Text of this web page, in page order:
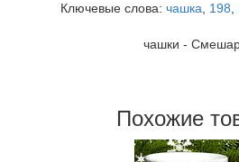
Ключевые слова: чашка 198
чашки -
Похожие